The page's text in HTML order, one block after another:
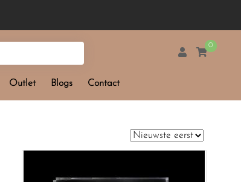
0
Outlet Blogs Contact